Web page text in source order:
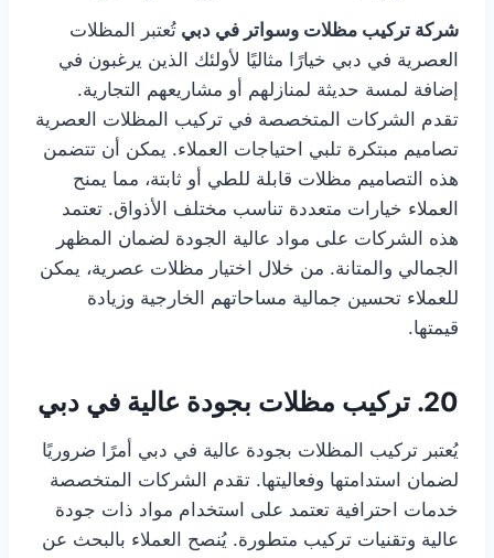
شركة تركيب مظلات وسواتر في دبي تُعتبر المظلات
العصرية في دبي خيارًا مثاليًا لأولئك الذين يرغبون في
إضافة لمسة حديثة لمنازلهم أو مشاريعهم التجارية.
تقدم الشركات المتخصصة في تركيب المظلات العصرية
تصاميم مبتكرة تلبي احتياجات العملاء. يمكن أن تتضمن
هذه التصاميم مظلات قابلة للطي أو ثابتة، مما يمنح
العملاء خيارات متعددة تناسب مختلف الأذواق. تعتمد
هذه الشركات على مواد عالية الجودة لضمان المظهر
الجمالي والمتانة. من خلال اختيار مظلات عصرية، يمكن
للعملاء تحسين جمالية مساحاتهم الخارجية وزيادة
قيمتها.
20. تركيب مظلات بجودة عالية في دبي
يُعتبر تركيب المظلات بجودة عالية في دبي أمرًا ضروريًا
لضمان استدامتها وفعاليتها. تقدم الشركات المتخصصة
خدمات احترافية تعتمد على استخدام مواد ذات جودة
عالية وتقنيات تركيب متطورة. يُنصح العملاء بالبحث عن